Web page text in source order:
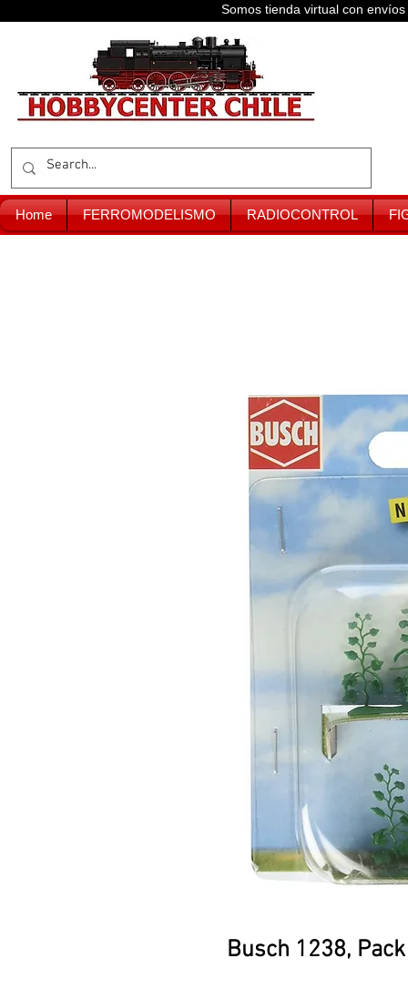
Somos tienda virtual con
Home FERROMODELISMO RADIOCONTROL
Busch 1238,